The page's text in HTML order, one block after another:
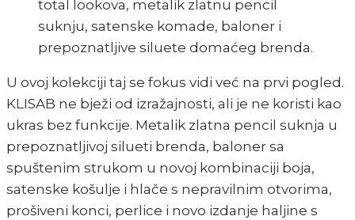
U ovoj kolekciji taj se fokus vidi već na prvi pogled.
KLISAB ne bježi od izražajnosti, ali je ne koristi kao
ukras bez funkcije. Metalik zlatna pencil suknja u
prepoznatljivoj silueti brenda, baloner sa
spuštenim strukom u novoj kombinaciji boja,
satenske košulje i hlače s nepravilnim otvorima,
prošiveni konci, perlice i novo izdanje haljine s